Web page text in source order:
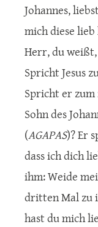
Johannes,
mich diese lieb
Herr, du
Spricht Jesus
Spricht er
Sohn des
(AGAPAS)? Er
dass ich dich
ihm: Weide
dritten Mal zu
hast du mich